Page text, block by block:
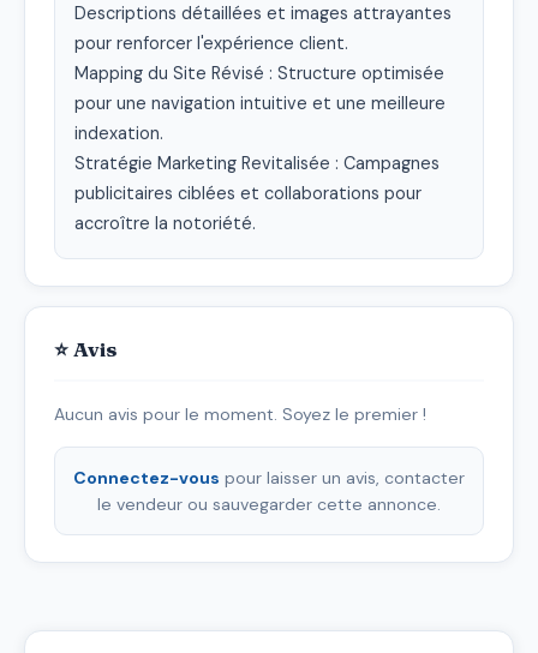
Descriptions détaillées et images attrayantes
pour renforcer l'expérience client.
Mapping du Site Révisé : Structure optimisée
pour une navigation intuitive et une meilleure
indexation.
Stratégie Marketing Revitalisée : Campagnes
publicitaires ciblées et collaborations pour
accroître la notoriété.
⭐ Avis
Aucun avis pour le moment. Soyez le premier !
Connectez-vous pour laisser un avis, contacter
le vendeur ou sauvegarder cette annonce.